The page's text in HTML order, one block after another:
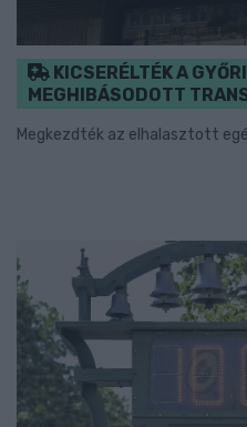
KICSERÉLTÉK A
MEGHIBÁSODOTT
Megkezdték az elhalasztott